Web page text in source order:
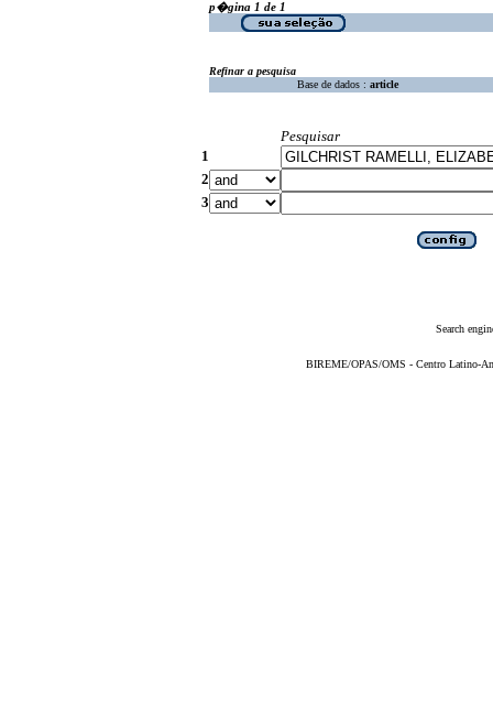
p�gina 1 de 1
Refinar a pesquisa
Base de dados : article
Pesquisar
1
2
3
Search
BIREME/OPAS/OMS - Centro Latino-